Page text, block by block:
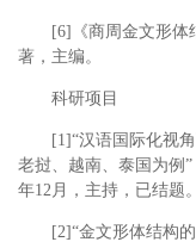
[6]《商周金文形体
著，主编。
科研项目
[1]“汉语国际化视
老挝、越南、泰国为例
年12月，主持，已结题。
[2]“金文形体结构